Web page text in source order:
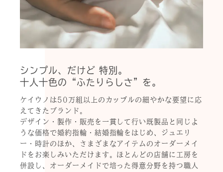
シンプル、だけど 特別。
十人十色の“ふたりらしさ”を。
ケイウノは50万組以上のカップルの細やかな要望に応
えてきたブランド。
デザイン・製作・販売を一貫して行い既製品と同じよ
うな価格で婚約指輪・結婚指輪をはじめ、ジュエリ
ー・時計のほか、さまざまなアイテムのオーダーメイ
ドをお楽しみいただけます。ほとんどの店舗に工房を
併設し、オーダーメイドで培った得意分野を持つ職人